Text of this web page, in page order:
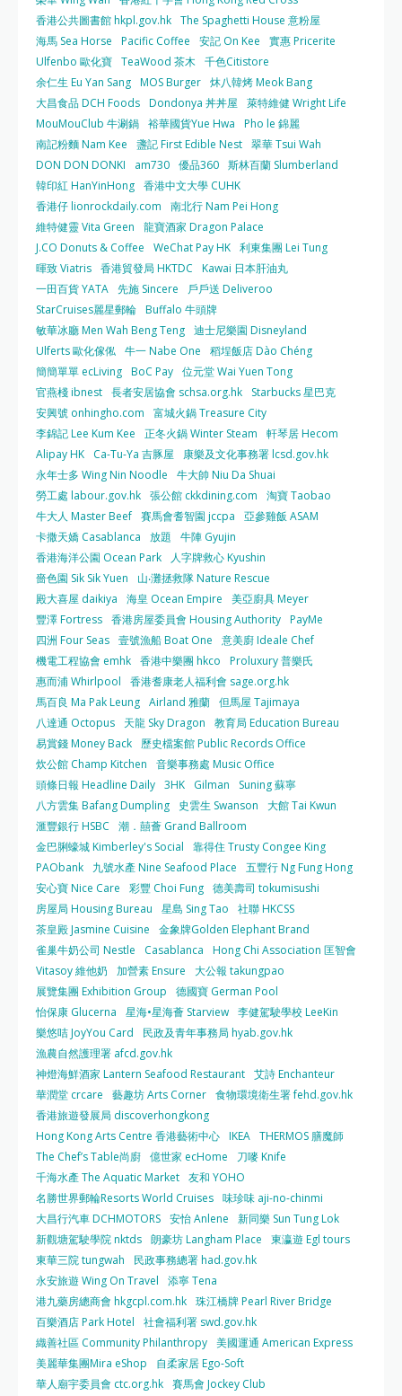
香港公共圖書館 hkpl.gov.hk The Spaghetti House 意粉屋
海馬 Sea Horse
Pacific Coffee 安記 On Kee
實惠 Pricerite
Ulfenbo 歐化寶 TeaWood 茶木 千色Citistore
余仁生 Eu Yan Sang MOS Burger 炑八韓烤 Meok Bang
大昌食品 DCH Foods Dondonya 丼丼屋
萊特維健 Wright Life
MouMouClub 牛涮鍋 裕華國貨Yue Hwa
Pho le 錦麗
南記粉麵 Nam Kee
盞記 First Edible Nest 翠華 Tsui Wah
DON DON DONKI
am730 優品360 斯林百蘭 Slumberland
韓印紅 HanYinHong 香港中文大學 CUHK
香港仔 lionrockdaily.com
南北行 Nam Pei Hong
維特健靈 Vita Green
龍寶酒家 Dragon Palace
J.CO Donuts & Coffee
WeChat Pay HK 利東集團 Lei Tung
暉致 Viatris 香港貿發局 HKTDC
Kawai 日本肝油丸
一田百貨 YATA 先施 Sincere
戶戶送 Deliveroo
StarCruises麗星郵輪 Buffalo 牛頭牌
敏華冰廳 Men Wah Beng Teng 迪士尼樂園 Disneyland
Ulferts 歐化傢俬 牛一 Nabe One
稻埕飯店 Dào Chéng
簡簡單單 ecLiving BoC Pay 位元堂 Wai Yuen Tong
官燕棧 ibnest 長者安居協會 schsa.org.hk
Starbucks 星巴克
安興號 onhingho.com
富城火鍋 Treasure City
李錦記 Lee Kum Kee
正冬火鍋 Winter Steam
軒琴居 Hecom
Alipay HK
Ca-Tu-Ya 吉豚屋
康樂及文化事務署 lcsd.gov.hk
永年士多 Wing Nin Noodle
牛大帥 Niu Da Shuai
勞工處 labour.gov.hk 張公館 ckkdining.com
淘寶 Taobao
牛大人 Master Beef 賽馬會耆智園 jccpa
亞參雞飯 ASAM
卡撒天嬌 Casablanca
放題
牛陣 Gyujin
香港海洋公園 Ocean Park
人字牌救心 Kyushin
嗇色園 Sik Sik Yuen
山‧灘拯救隊 Nature Rescue
殿大喜屋 daikiya
海皇 Ocean Empire
美亞廚具 Meyer
豐澤 Fortress 香港房屋委員會 Housing Authority PayMe
四洲 Four Seas 壹號漁船 Boat One
意美廚 Ideale Chef
機電工程協會 emhk 香港中樂團 hkco
Proluxury 普樂氏
惠而浦 Whirlpool
香港耆康老人福利會 sage.org.hk
馬百良 Ma Pak Leung Airland 雅蘭 但馬屋 Tajimaya
八達通 Octopus
天龍 Sky Dragon
教育局 Education Bureau
易賞錢 Money Back
歷史檔案館 Public Records Office
炊公館 Champ Kitchen
音樂事務處 Music Office
頭條日報 Headline Daily 3HK Gilman
Suning 蘇寧
八方雲集 Bafang Dumpling
史雲生 Swanson
大館 Tai Kwun
滙豐銀行 HSBC
潮．囍薈 Grand Ballroom
金巴脷蠔城 Kimberley's Social
靠得住 Trusty Congee King
PAObank
九號水產 Nine Seafood Place
五豐行 Ng Fung Hong
安心寶 Nice Care
彩豐 Choi Fung 德美壽司 tokumisushi
房屋局 Housing Bureau
星島 Sing Tao
社聯 HKCSS
茶皇殿 Jasmine Cuisine
金象牌Golden Elephant Brand
雀巢牛奶公司 Nestle
Casablanca
Hong Chi Association 匡智會
Vitasoy 維他奶
加營素 Ensure
大公報 takungpao
展覽集團 Exhibition Group
德國寶 German Pool
怡保康 Glucerna
星海•星海薈 Starview 李健駕駛學校 LeeKin
樂悠咭 JoyYou Card
民政及青年事務局 hyab.gov.hk
漁農自然護理署 afcd.gov.hk
神燈海鮮酒家 Lantern Seafood Restaurant 艾詩 Enchanteur
華潤堂 crcare
藝趣坊 Arts Corner 食物環境衛生署 fehd.gov.hk
香港旅遊發展局 discoverhongkong
Hong Kong Arts Centre 香港藝術中心 IKEA THERMOS 膳魔師
The Chef’s Table尚廚 億世家 ecHome
刀嘜 Knife
千海水產 The Aquatic Market 友和 YOHO
名勝世界郵輪Resorts World Cruises 味珍味 aji-no-chinmi
大昌行汽車 DCHMOTORS 安怡 Anlene
新同樂 Sun Tung Lok
新觀塘駕駛學院 nktds 朗豪坊 Langham Place
東瀛遊 Egl tours
東華三院 tungwah
民政事務總署 had.gov.hk
永安旅遊 Wing On Travel
添寧 Tena
港九藥房總商會 hkgcpl.com.hk 珠江橋牌 Pearl River Bridge
百樂酒店 Park Hotel
社會福利署 swd.gov.hk
織善社區 Community Philanthropy 美國運通 American Express
美麗華集團Mira eShop
自柔家居 Ego-Soft
華人廟宇委員會 ctc.org.hk 賽馬會 Jockey Club